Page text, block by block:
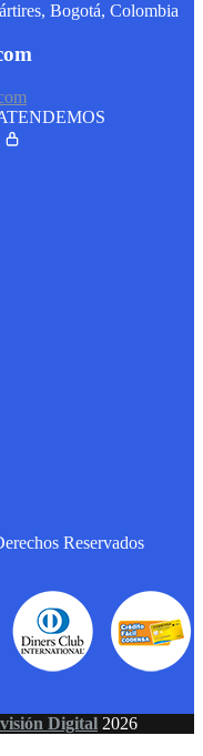
Bogotá, Colombia
Reservados
Digital 2026